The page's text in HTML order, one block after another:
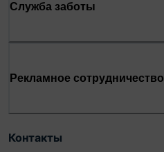
Служба заботы
Рекламное сотрудничество
Контакты